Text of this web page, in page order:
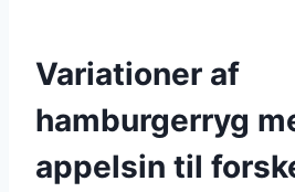
Variationer af
hamburgerryg
appelsin til